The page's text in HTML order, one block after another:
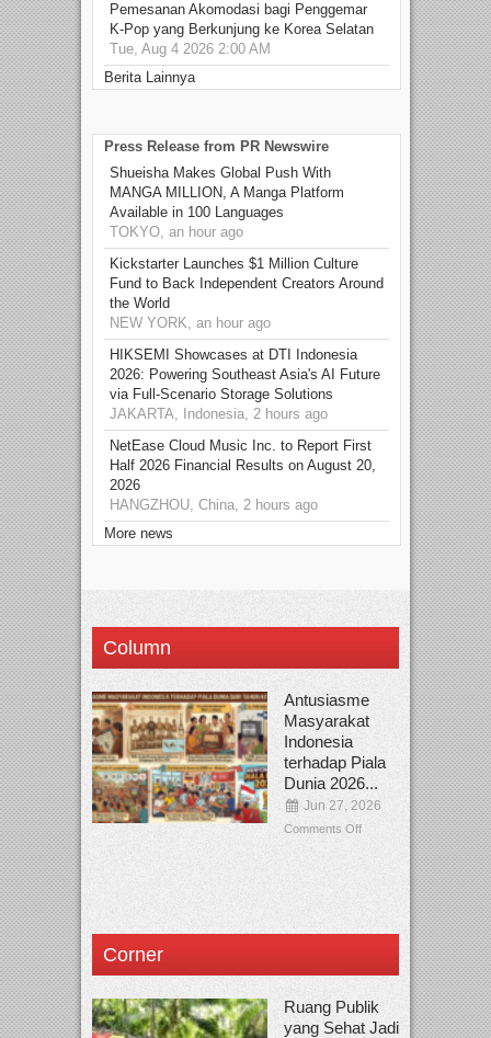
Pemesanan Akomodasi bagi Penggemar
K-Pop yang Berkunjung ke Korea Selatan
Tue, Aug 4 2026 2:00 AM
Berita Lainnya
Press Release from PR Newswire
Shueisha Makes Global Push With
MANGA MILLION, A Manga Platform
Available in 100 Languages
TOKYO, an hour ago
Kickstarter Launches $1 Million Culture
Fund to Back Independent Creators Around
the World
NEW YORK, an hour ago
HIKSEMI Showcases at DTI Indonesia
2026: Powering Southeast Asia's AI Future
via Full‑Scenario Storage Solutions
JAKARTA, Indonesia, 2 hours ago
NetEase Cloud Music Inc. to Report First
Half 2026 Financial Results on August 20,
2026
HANGZHOU, China, 2 hours ago
More news
Column
Antusiasme
Masyarakat
Indonesia
terhadap Piala
Dunia 2026...
Jun 27, 2026
Comments Off
Corner
Ruang Publik
yang Sehat Jadi